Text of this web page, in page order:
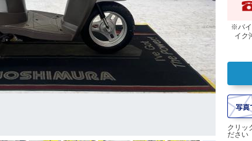
※バイ
イク
クリッ
ださい